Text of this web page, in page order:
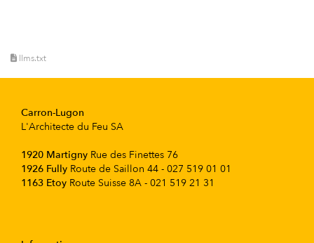
llms.txt
Carron-Lugon
L'Architecte du Feu SA
1920 Martigny Rue des Finettes 76
1926 Fully Route de Saillon 44 - 027 519 01 01
1163 Etoy Route Suisse 8A - 021 519 21 31